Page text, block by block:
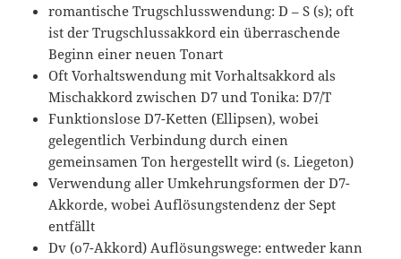
romantische Trugschlusswendung: D – S (s); oft
ist der Trugschlussakkord ein überraschende
Beginn einer neuen Tonart
Oft Vorhaltswendung mit Vorhaltsakkord als
Mischakkord zwischen D7 und Tonika: D7/T
Funktionslose D7-Ketten (Ellipsen), wobei
gelegentlich Verbindung durch einen
gemeinsamen Ton hergestellt wird (s. Liegeton)
Verwendung aller Umkehrungsformen der D7-
Akkorde, wobei Auflösungstendenz der Sept
entfällt
Dv (o7-Akkord) Auflösungswege: entweder kann